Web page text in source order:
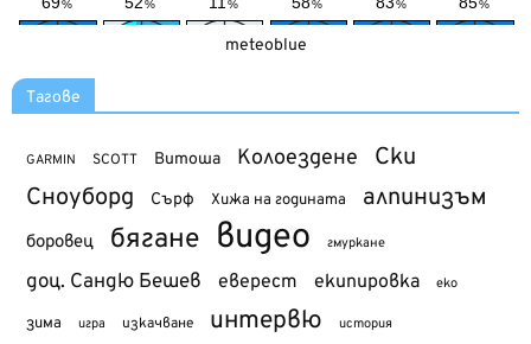
meteoblue
Тагове
GARMIN SCOTT Витоша Колоездене Ски
Сноуборд Сърф Хижа на годината алпинизъм
боровец бягане видео гмуркане
доц. Сандю Бешев еверест екипировка еко
зима игра изкачване интервю история